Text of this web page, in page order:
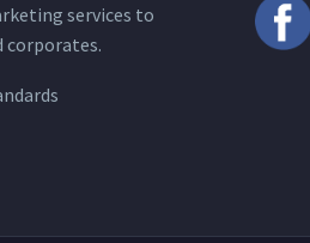
services to
corporates.